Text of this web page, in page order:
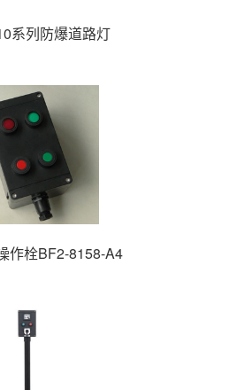
系列防爆道路灯
作栓BF2-8158-A4